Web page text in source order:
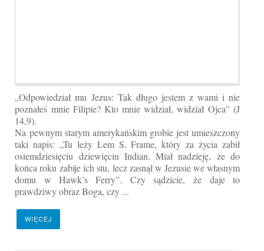
„Odpowiedział mu Jezus: Tak długo jestem z wami i nie
poznałeś mnie Filipie? Kto mnie widział, widział Ojca” (J
14,9).
Na pewnym starym amerykańskim grobie jest umieszczony
taki napis: „Tu leży Lem S. Frame, który za życia zabił
osiemdziesięciu dziewięciu Indian. Miał nadzieję, że do
końca roku zabije ich stu, lecz zasnął w Jezusie we własnym
domu w Hawk’s Ferry”. Czy sądzicie, że daje to
prawdziwy obraz Boga, czy ...
WIĘCEJ